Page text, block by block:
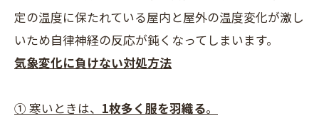
定の温度に保たれている屋内と屋外の温度変化が激し
いため自律神経の反応が鈍くなってしまいます。
気象変化に負けない対処方法
① 寒いときは、 1枚多く服を羽織る。